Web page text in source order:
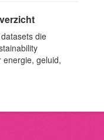
die
energie, geluid,